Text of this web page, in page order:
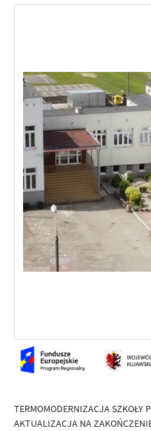
TERMOMODERNIZACJA SZKOŁY
AKTUALIZACJA NA